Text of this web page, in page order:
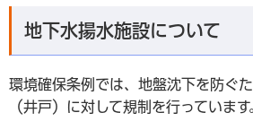
地下水揚水施設について
環境確保条例では、地盤沈下を防ぐ
（井戸）に対して規制を行っています